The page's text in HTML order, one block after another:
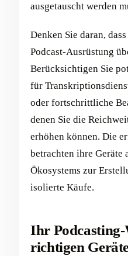
ausgetauscht werden
Denken Sie daran,
Podcast-Ausrüstung
Berücksichtigen Sie
für
oder fortschrittliche
denen Sie die
erhöhen können. Die
betrachten ihre Geräte
Ökosystems zur
isolierte Käufe.
Ihr
richtigen